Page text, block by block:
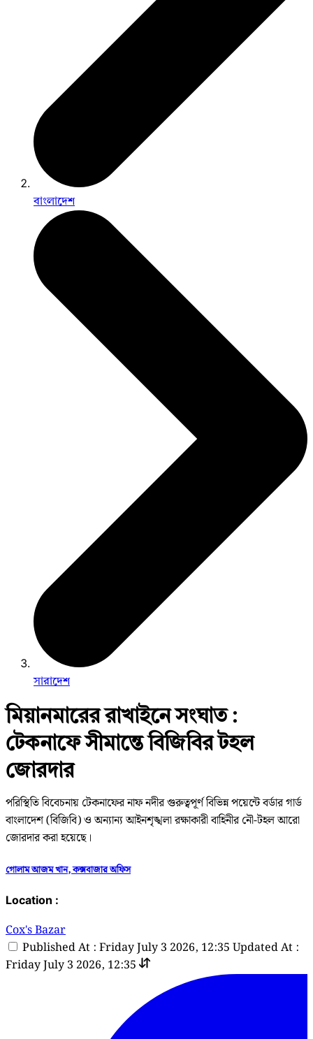
বাংলাদেশ
সারাদেশ
মিয়ানমারের রাখাইনে সংঘাত :
টেকনাফে সীমান্তে বিজিবির টহল
জোরদার
পরিস্থিতি বিবেচনায় টেকনাফের নাফ নদীর গুরুত্বপূর্ণ বিভিন্ন পয়েন্টে বর্ডার গার্ড
বাংলাদেশ (বিজিবি) ও অন্যান্য আইনশৃঙ্খলা রক্ষাকারী বাহিনীর নৌ-টহল আরো
জোরদার করা হয়েছে।
গোলাম আজম খান, কক্সবাজার অফিস
Location :
Cox's Bazar
Published At : Friday July 3 2026, 12:35 Updated At :
Friday July 3 2026, 12:35